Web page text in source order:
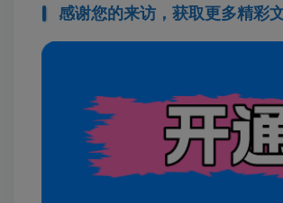
感谢您的来访，获取更多精彩